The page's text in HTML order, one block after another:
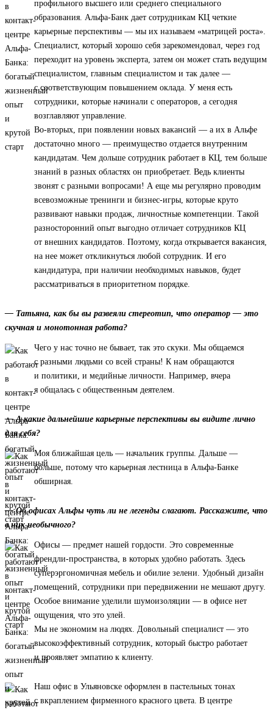
профильного высшего или среднего специального
образования. Альфа-Банк дает сотрудникам КЦ четкие
карьерные перспективы — мы их называем «матрицей роста».
Специалист, который хорошо себя зарекомендовал, через год
переходит на уровень эксперта, затем он может стать ведущим
специалистом, главным специалистом и так далее —
с соответствующим повышением оклада. У меня есть
сотрудники, которые начинали с операторов, а сегодня
возглавляют управление.
Во-вторых, при появлении новых вакансий — а их в Альфе
достаточно много — преимущество отдается внутренним
кандидатам. Чем дольше сотрудник работает в КЦ, тем больше
знаний в разных областях он приобретает. Ведь клиенты
звонят с разными вопросами! А еще мы регулярно проводим
всевозможные тренинги и бизнес-игры, которые круто
развивают навыки продаж, личностные компетенции. Такой
разносторонний опыт выгодно отличает сотрудников КЦ
от внешних кандидатов. Поэтому, когда открывается вакансия,
на нее может откликнуться любой сотрудник. И его
кандидатура, при наличии необходимых навыков, будет
рассматриваться в приоритетном порядке.
— Татьяна, как бы вы развеяли стереотип, что оператор — это
скучная и монотонная работа?
Чего у нас точно не бывает, так это скуки. Мы общаемся
с разными людьми со всей страны! К нам обращаются
и политики, и медийные личности. Например, вчера
я общалась с общественным деятелем.
— А какие дальнейшие карьерные перспективы вы видите лично
для себя?
Моя ближайшая цель — начальник группы. Дальше —
больше, потому что карьерная лестница в Альфа-Банке
обширная.
— Об офисах Альфы чуть ли не легенды слагают. Расскажите, что
в них необычного?
Офисы — предмет нашей гордости. Это современные
френдли-пространства, в которых удобно работать. Здесь
суперэргономичная мебель и обилие зелени. Удобный дизайн
помещений, сотрудники при передвижении не мешают другу.
Особое внимание уделили шумоизоляции — в офисе нет
ощущения, что это улей.
Мы не экономим на людях. Довольный специалист — это
высокоэффективный сотрудник, который быстро работает
и проявляет эмпатию к клиенту.
Наш офис в Ульяновске оформлен в пастельных тонах
с вкраплением фирменного красного цвета. В центре